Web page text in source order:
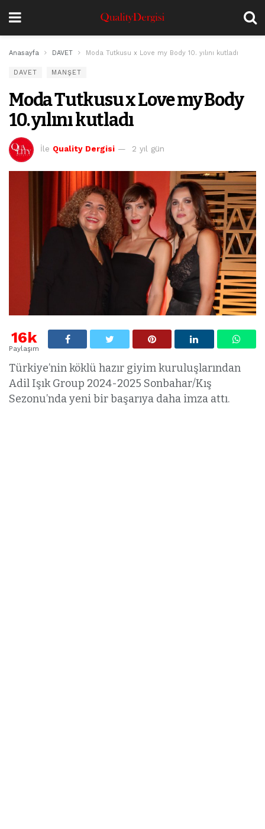
Anasayfa DAVET Moda Tutkusu x Love my Body 10. yılını kutladı
DAVET MANŞET
Moda Tutkusu x Love my Body
10. yılını kutladı
İle Quality Dergisi 2 yıl gün
16k
Paylaşım
Türkiye’nin köklü hazır giyim kuruluşlarından
Adil Işık Group 2024-2025 Sonbahar/Kış
Sezonu’nda yeni bir başarıya daha imza attı.